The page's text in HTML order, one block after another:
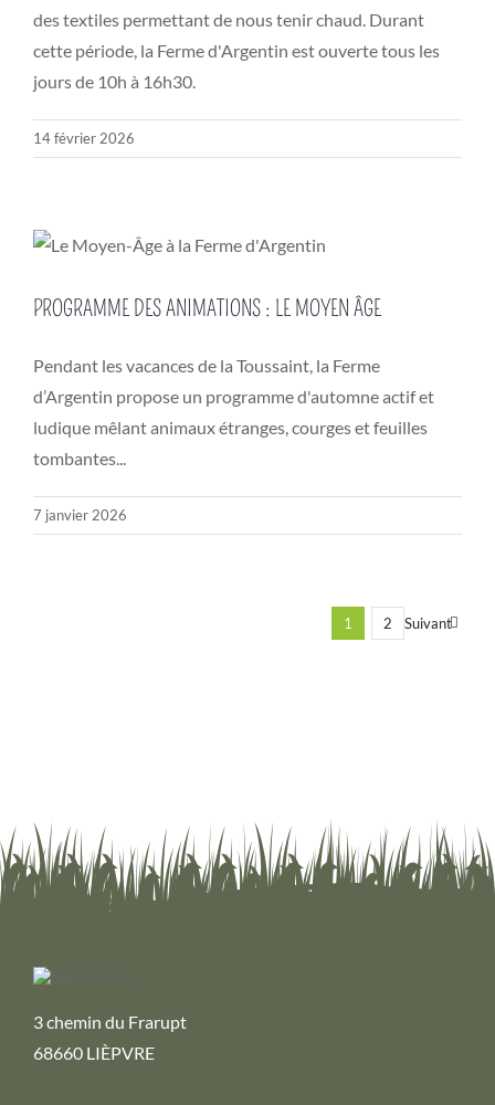
des textiles permettant de nous tenir chaud. Durant
cette période, la Ferme d'Argentin est ouverte tous les
jours de 10h à 16h30.
14 février 2026
PROGRAMME DES ANIMATIONS : LE MOYEN ÂGE
Pendant les vacances de la Toussaint, la Ferme
d’Argentin propose un programme d'automne actif et
ludique mêlant animaux étranges, courges et feuilles
tombantes...
7 janvier 2026
1 2 Suivant
3 chemin du Frarupt
68660 LIÈPVRE